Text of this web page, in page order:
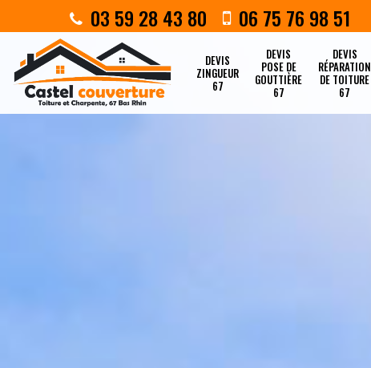
03 59 28 43 80 06 75 76 98 51
DEVIS
ZINGUEUR
67
DEVIS
POSE DE
GOUTTIÈRE
67
DEVIS
RÉPARATION
DE TOITURE
67